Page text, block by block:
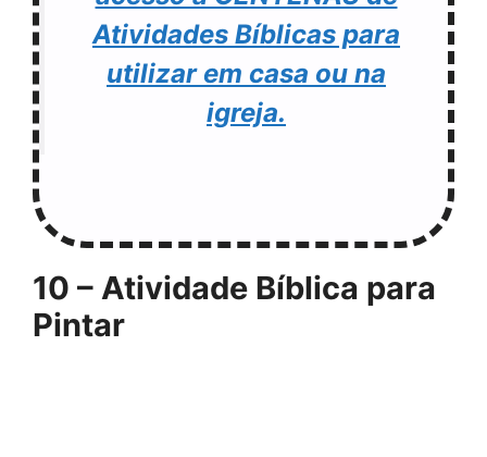
Atividades Bíblicas para
utilizar em casa ou na
igreja.
10 – Atividade Bíblica para
Pintar